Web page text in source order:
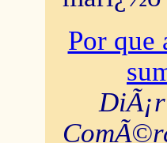
Por que